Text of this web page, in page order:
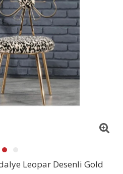
Leopar Desenli Gold